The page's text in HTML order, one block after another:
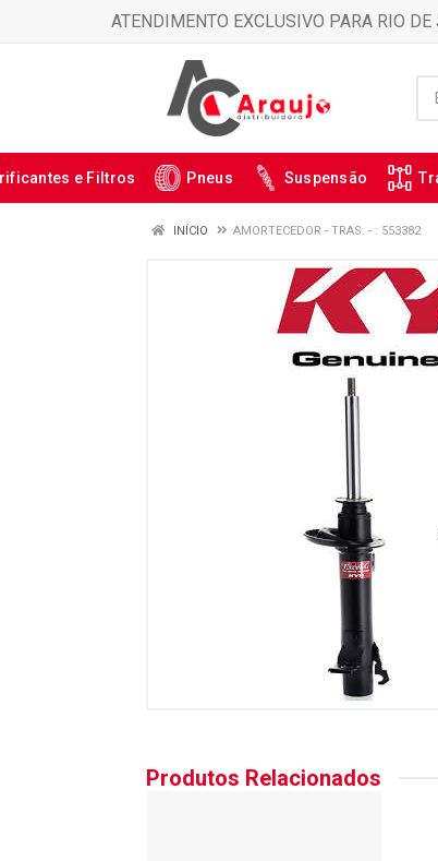
ATENDIMENTO EXCLUSIVO PARA RIO
e Filtros Pneus Suspensão
INÍCIO AMORTECEDOR - TRAS. - : 553382
Produtos Relacionados